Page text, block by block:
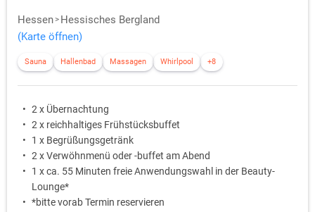
Hessen
Hessisches Bergland
(Karte öffnen)
Sauna Hallenbad Massagen Whirlpool +8
2 x Übernachtung
2 x reichhaltiges Frühstücksbuffet
1 x Begrüßungsgetränk
2 x Verwöhnmenü oder -buffet am Abend
1 x ca. 55 Minuten freie Anwendungswahl in der Beauty-
Lounge*
*bitte vorab Termin reservieren